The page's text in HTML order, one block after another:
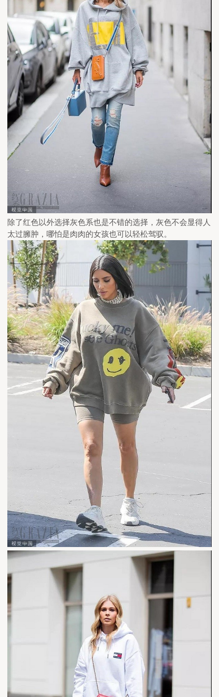
除了红色以外选择灰色系也是不错的选择，灰色不会显得人
太过臃肿，哪怕是肉肉的女孩也可以轻松驾驭。